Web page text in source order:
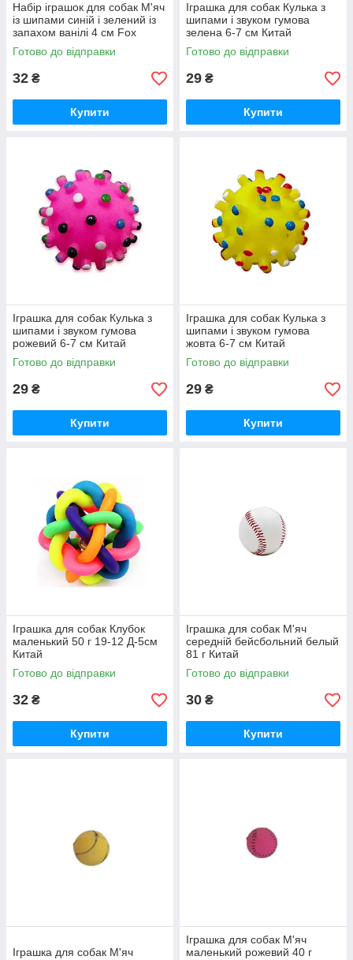
Набір іграшок для собак М'яч
із шипами синій і зелений із
запахом ванілі 4 см Fox
Готово до відправки
32 ₴
Купити
Іграшка для собак Кулька з
шипами і звуком гумова
зелена 6-7 см Китай
Готово до відправки
29 ₴
Купити
Іграшка для собак Кулька з
шипами і звуком гумова
рожевий 6-7 см Китай
Готово до відправки
29 ₴
Купити
Іграшка для собак Кулька з
шипами і звуком гумова
жовта 6-7 см Китай
Готово до відправки
29 ₴
Купити
Іграшка для собак Клубок
маленький 50 г 19-12 Д-5см
Китай
Готово до відправки
32 ₴
Купити
Іграшка для собак М'яч
середній бейсбольний белый
81 г Китай
Готово до відправки
30 ₴
Купити
Іграшка для собак М'яч
Іграшка для собак М'яч
маленький рожевий 40 г